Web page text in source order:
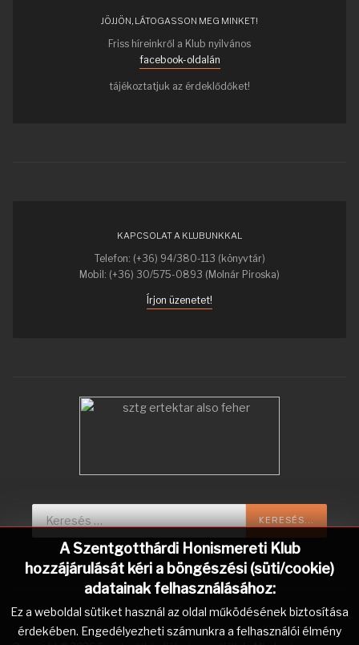
A Szentgotthárdi Honismereti Klub
hozzájárulását kéri a böngészési (süti/cookie)
adatainak felhasználásához:
Ez a weboldal sütiket használ az oldal működésének biztosítása
érdekében. Engedélyezheti számunkra a felhasználói élmény
JÖJJÖN, LÁTOGASSON MEG MINKET!
Friss híreinkről a Klub nyilvános
facebook-oldalán
tájékoztatjuk az érdeklődőket!
KAPCSOLAT A KLUBUNKKAL
Telefon: (+36) 94/380-113 (könyvtár)
Mobil: (+36) 30/575-0893 (Molnár Piroska)
Írjon üzenetet!
Keresés...
KERESÉS...